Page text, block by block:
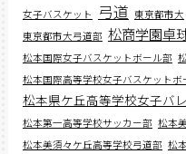
女子バスケット 弓道 東京都市大
東京都市大弓道部 松商学園卓
松本国際女子バスケットボール部
松本国際高等学校女子バスケットボ
松本県ケ丘高等学校女子バ
松本第一高等学校サッカー部 松本
松本美須々ケ丘高等学校弓道部 松